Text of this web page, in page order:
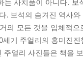
는 사치품이 아니다.
. 보석의 숨겨진 역사
의 모든 것을 입체적
세기 주얼리의 흥미진
주얼리 사진들은 책을